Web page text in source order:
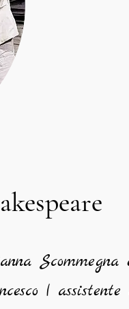
Scommegna
| assistente